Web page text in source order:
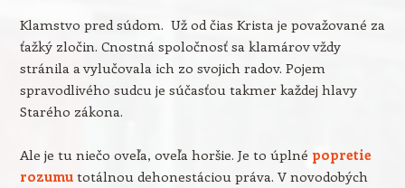
Klamstvo pred súdom. Už od čias Krista je považované za
ťažký zločin. Cnostná spoločnosť sa klamárov vždy
stránila a vylučovala ich zo svojich radov. Pojem
spravodlivého sudcu je súčasťou takmer každej hlavy
Starého zákona.
Ale je tu niečo oveľa, oveľa horšie. Je to úplné popretie
rozumutotálnou dehonestáciou práva. V novodobých